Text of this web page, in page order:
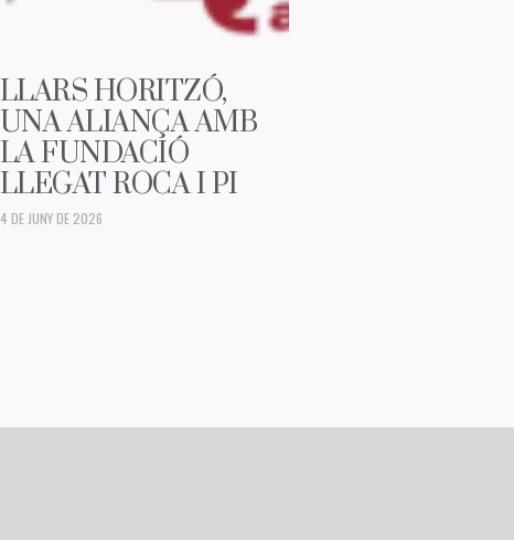
LLARS HORITZÓ,
UNA ALIANÇA AMB
LA FUNDACIÓ
LLEGAT ROCA I PI
4 DE JUNY DE 2026